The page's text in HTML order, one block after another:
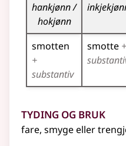
hankjønn /
hokjønn
smotten
+
substantiv
smotte +
Tyding og bruk
fare, smyge eller